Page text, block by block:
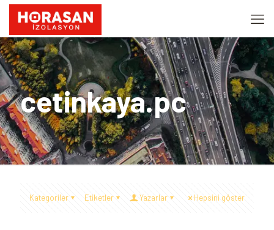
cetinkaya.pc
Kategoriler Etiketler Yazarlar Hepsini göster